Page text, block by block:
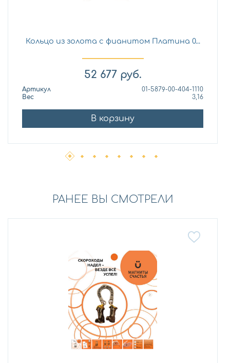
Кольцо из золота с фианитом Платина 0...
52 677 руб.
Артикул
01-5879-00-404-1110
Вес
3,16
В корзину
РАНЕЕ ВЫ СМОТРЕЛИ